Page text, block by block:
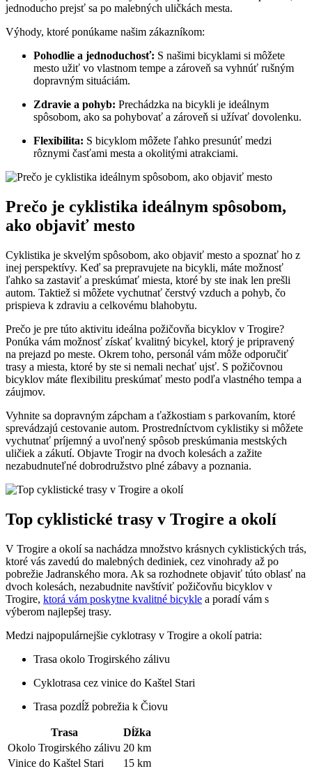
jednoducho prejsť sa po malebných uličkách mesta.
Výhody, ktoré ponúkame našim zákazníkom:
Pohodlie a jednoduchosť: S našimi bicyklami si môžete
mesto užiť vo vlastnom tempe a zároveň sa vyhnúť rušným
dopravným situáciám.
Zdravie a pohyb: Prechádzka na bicykli je ideálnym
spôsobom, ako sa pohybovať a zároveň si užívať dovolenku.
Flexibilita: S bicyklom môžete ľahko presunúť medzi
rôznymi časťami mesta a okolitými atrakciami.
Prečo je cyklistika ideálnym spôsobom,
ako objaviť mesto
Cyklistika je skvelým spôsobom, ako objaviť mesto a spoznať ho z
inej perspektívy. Keď sa prepravujete na bicykli, máte možnosť
ľahko sa zastaviť a preskúmať miesta, ktoré by ste inak len prešli
autom. Taktiež si môžete vychutnať čerstvý vzduch a pohyb, čo
prispieva k zdraviu a celkovému blahobytu.
Prečo je pre túto aktivitu ideálna požičovňa bicyklov v Trogire?
Ponúka vám možnosť získať kvalitný bicykel, ktorý je pripravený
na prejazd po meste. Okrem toho, personál vám môže odporučiť
trasy a miesta, ktoré by ste si nemali nechať ujsť. S požičovnou
bicyklov máte flexibilitu preskúmať mesto podľa vlastného tempa a
záujmov.
Vyhnite sa dopravným zápcham a ťažkostiam s parkovaním, ktoré
sprevádzajú cestovanie autom. Prostredníctvom cyklistiky si môžete
vychutnať príjemný a uvoľnený spôsob preskúmania mestských
uličiek a zákutí. Objavte Trogir na dvoch kolesách a zažite
nezabudnuteľné dobrodružstvo plné zábavy a poznania.
Top cyklistické trasy v Trogire a okolí
V Trogire a okolí sa nachádza množstvo krásnych cyklistických trás,
ktoré vás zavedú do malebných dediniek, cez vinohrady až po
pobrežie Jadranského mora. Ak sa rozhodnete objaviť túto oblasť na
dvoch kolesách, nezabudnite navštíviť požičovňu bicyklov v
Trogire, ktorá vám poskytne kvalitné bicykle a poradí vám s
výberom najlepšej trasy.
Medzi najpopulárnejšie cyklotrasy v Trogire a okolí patria:
Trasa okolo Trogirského zálivu
Cyklotrasa cez vinice do Kaštel Stari
Trasa pozdĺž pobrežia k Čiovu
Trasa
Dĺžka
Okolo Trogirského zálivu 20 km
Vinice do Kaštel Stari
15 km